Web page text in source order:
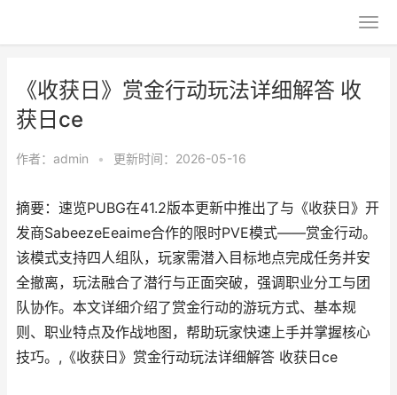
《收获日》赏金行动玩法详细解答 收
获日ce
作者： admin • 更新时间：2026-05-16
摘要：速览PUBG在41.2版本更新中推出了与《收获日》开
发商SabeezeEeaime合作的限时PVE模式——赏金行动。
该模式支持四人组队，玩家需潜入目标地点完成任务并安
全撤离，玩法融合了潜行与正面突破，强调职业分工与团
队协作。本文详细介绍了赏金行动的游玩方式、基本规
则、职业特点及作战地图，帮助玩家快速上手并掌握核心
技巧。,《收获日》赏金行动玩法详细解答 收获日ce